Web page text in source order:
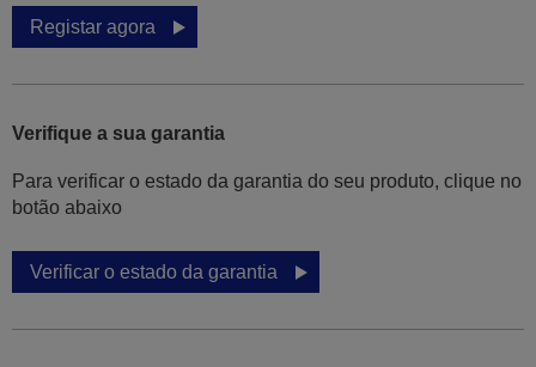
Registar agora
Verifique a sua garantia
Para verificar o estado da garantia do seu produto, clique no
botão abaixo
Verificar o estado da garantia